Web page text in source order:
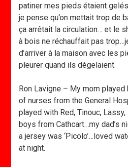
patiner mes pieds étaient gelés
je pense qu’on mettait trop de
ça arrêtait la circulation… et le
à bois ne réchauffait pas
d’arriver à la maison avec les
pleurer quand ils dégelaient.
Ron Lavigne – My mom
of nurses from the General
played with Red, Tinouc,
boys from Cathcart…my dad’s
a jersey was ‘Picolo’…loved
at night.